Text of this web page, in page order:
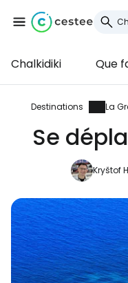
Chalkidiki Que
Destinations La
Se
Kryštof
Se
Cestee
... la